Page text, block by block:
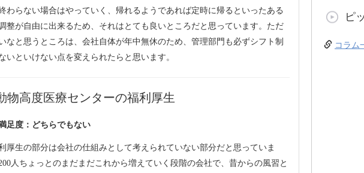
わらない場合はやっていく、帰れるようであれば定時に帰るといったある
整が自由に出来るため、それはとても良いところだと思っています。ただ
なと思うところは、会社自体が年中無休のため、管理部門も必ずシフト制
いといけない点を変えられたらと思います。
物高度医療センターの福利厚生
足度：どちらでもない
厚生の部分は会社の仕組みとして考えられていない部分だと思っていま
人ちょっとのまだまだこれから増えていく段階の会社で、昔からの風習と
ピ
コラム